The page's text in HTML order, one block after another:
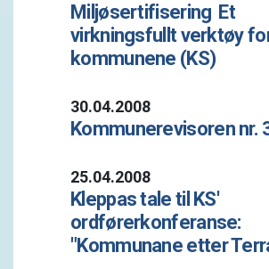
Miljøsertifisering  Et
virkningsfullt verktøy
kommunene (KS)
30.04.2008
Kommunerevisoren nr.
25.04.2008
Kleppas tale til KS'
ordførerkonferanse:
"Kommunane etter